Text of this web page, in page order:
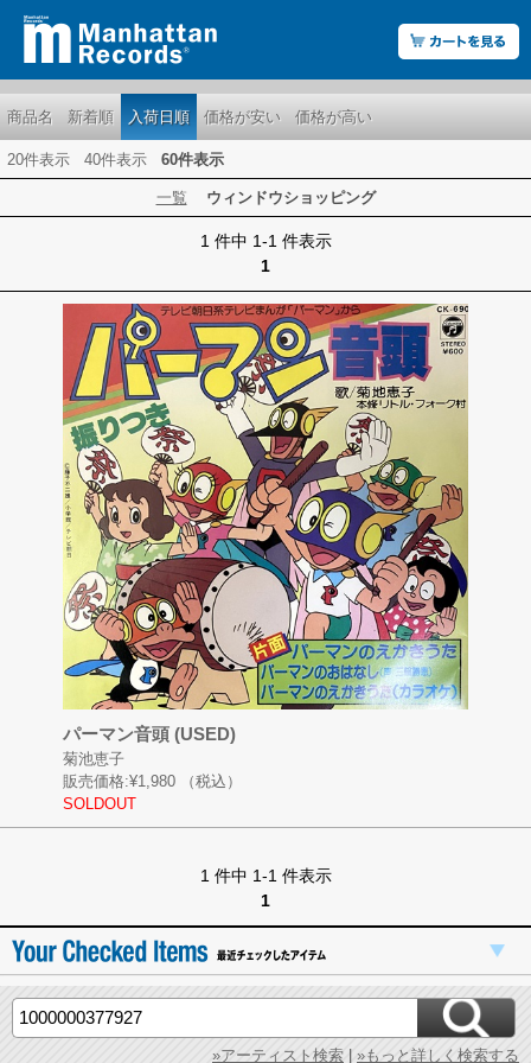
商品名 新着順 入荷日順 価格が安い 価格が高い
20件表示 40件表示 60件表示
一覧 ウィンドウショッピング
1 件中 1-1 件表示
1
パーマン音頭 (USED)
菊池恵子
販売価格:¥1,980
（税込）
SOLDOUT
1 件中 1-1 件表示
1
»アーティスト検索 | »もっと詳しく検索する